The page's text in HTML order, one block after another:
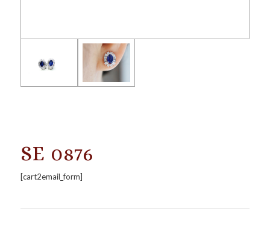
SE 0876
[cart2email_form]